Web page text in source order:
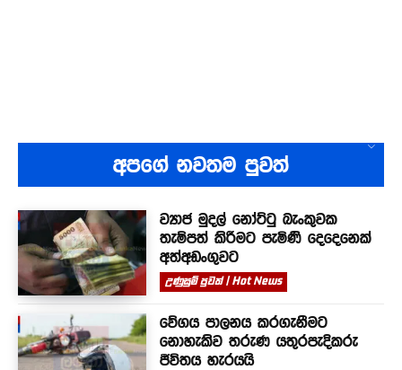
අපගේ නවතම පුවත්
ව්‍යාජ මුදල් නෝට්ටු බැංකුවක
තැම්පත් කිරීමට පැමිණි දෙදෙනෙක්
අත්අඩංගුවට
උණුසුම් පුවත් | Hot News
වේගය පාලනය කරගැනීමට
නොහැකිව තරුණ යතුරපැදිකරු
ජීවිතය හැරයයි